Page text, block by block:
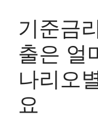
기준금
출은 얼
나리오
요